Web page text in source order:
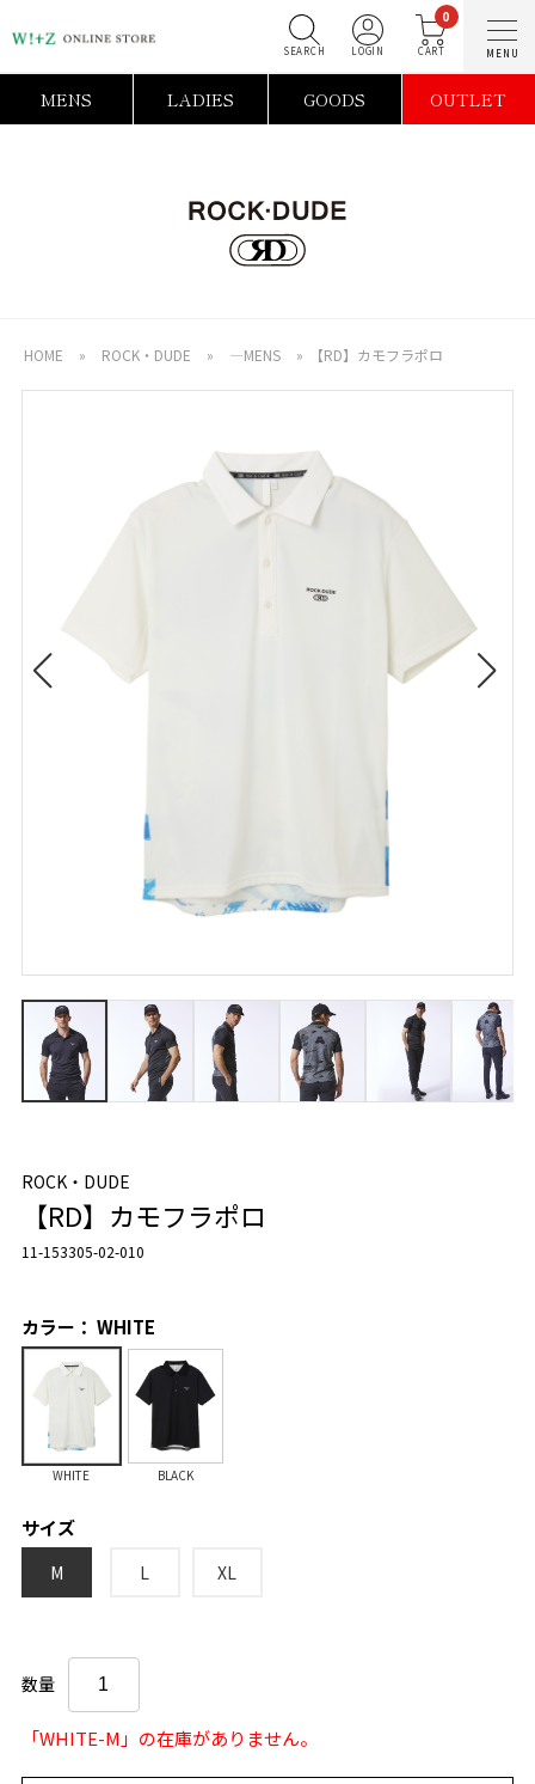
0
MENS LADIES GOODS OUTLET
HOME » ROCK・DUDE » ―MENS » 【RD】カモフラポロ
ROCK・DUDE
【RD】カモフラポロ
11-153305-02-010
カラー： WHITE
WHITE BLACK
サイズ
M L XL
数量
「WHITE-M」の在庫がありません。